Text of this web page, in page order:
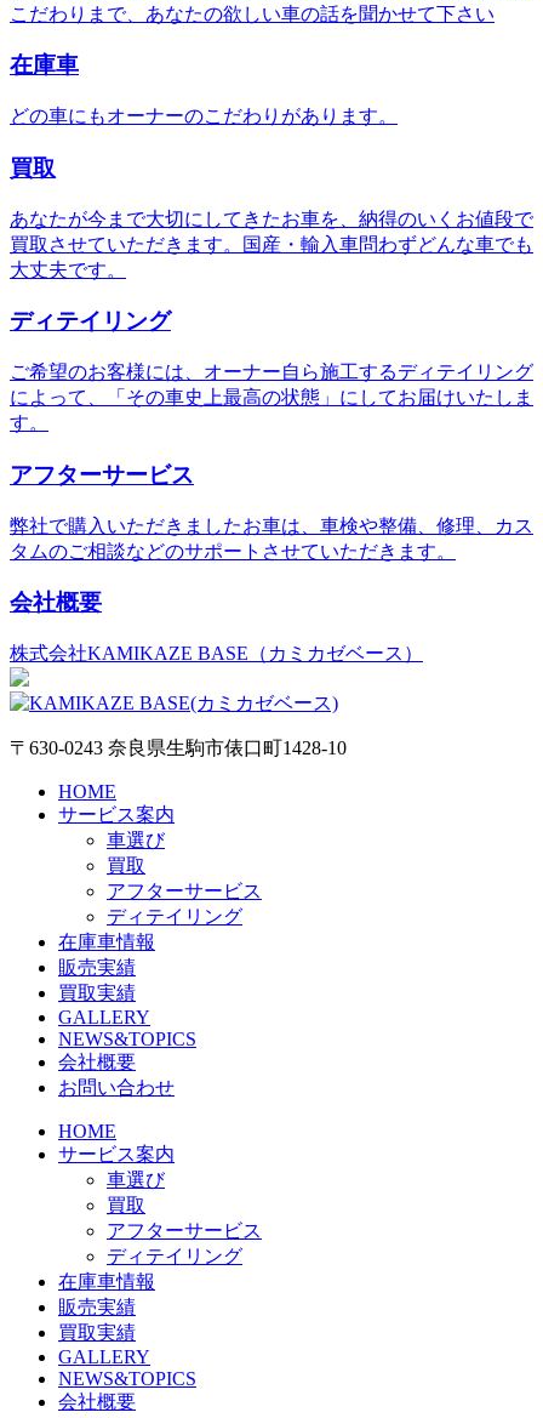
こだわりまで、あなたの欲しい車の話を聞かせて下さい
在庫車
どの車にもオーナーのこだわりがあります。
買取
あなたが今まで大切にしてきたお車を、納得のいくお値段で
買取させていただきます。国産・輸入車問わずどんな車でも
大丈夫です。
ディテイリング
ご希望のお客様には、オーナー自ら施工するディテイリング
によって、「その車史上最高の状態」にしてお届けいたしま
す。
アフターサービス
弊社で購入いただきましたお車は、車検や整備、修理、カス
タムのご相談などのサポートさせていただきます。
会社概要
株式会社KAMIKAZE BASE（カミカゼベース）
〒630-0243 奈良県生駒市俵口町1428-10
HOME
サービス案内
車選び
買取
アフターサービス
ディテイリング
在庫車情報
販売実績
買取実績
GALLERY
NEWS&TOPICS
会社概要
お問い合わせ
HOME
サービス案内
車選び
買取
アフターサービス
ディテイリング
在庫車情報
販売実績
買取実績
GALLERY
NEWS&TOPICS
会社概要